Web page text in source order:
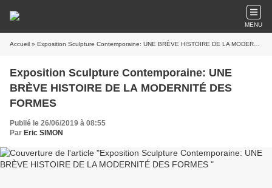
MENU
Accueil » Exposition Sculpture Contemporaine: UNE BRÈVE HISTOIRE DE LA MODERNITÉ DES FORMES
Exposition Sculpture Contemporaine: UNE
BRÈVE HISTOIRE DE LA MODERNITÉ DES
FORMES
Publié le 26/06/2019 à 08:55
Par Eric SIMON